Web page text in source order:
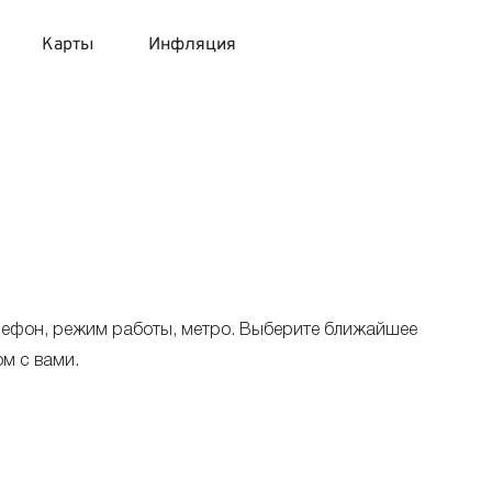
вклады
Карты
с доставкой на дом
карты с моментальным решением
Инфляция
режим работы, метро. Выберите ближайшее
с вами.